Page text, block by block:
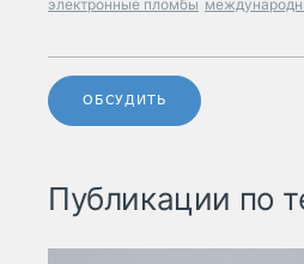
электронные пломбы
ОБСУДИТЬ
Публикации по